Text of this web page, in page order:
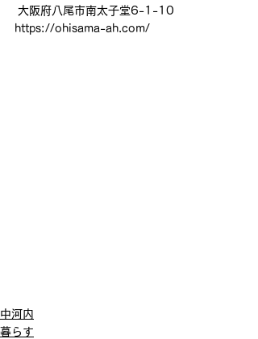
大阪府八尾市南太子堂6-1-10
https://ohisama-ah.com/
中河内
暮らす